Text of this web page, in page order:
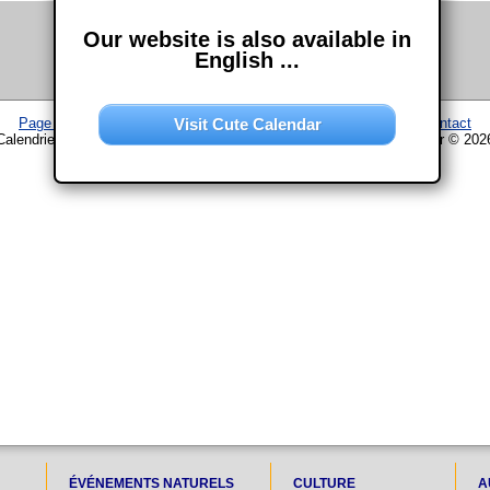
Page d'accueil Calendrier–Plan du site–Mentions légales
Contact
www.chouette-calendrier.com • 27. Juin 2030 – droit d'auteur ©
ÉVÉNEMENTS NATURELS CULTURE
Our website is also available in
English ...
Visit Cute Calendar